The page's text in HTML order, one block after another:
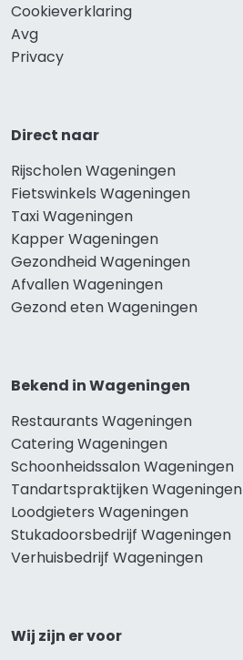
Cookieverklaring
Avg
Privacy
Direct naar
Rijscholen Wageningen
Fietswinkels Wageningen
Taxi Wageningen
Kapper Wageningen
Gezondheid Wageningen
Afvallen Wageningen
Gezond eten Wageningen
Bekend in Wageningen
Restaurants Wageningen
Catering Wageningen
Schoonheidssalon Wageningen
Tandartspraktijken Wageningen
Loodgieters Wageningen
Stukadoorsbedrijf Wageningen
Verhuisbedrijf Wageningen
Wij zijn er voor